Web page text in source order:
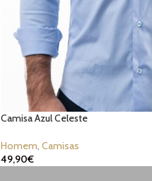
Camisa Azul Celeste
Homem, Camisas
49,90€